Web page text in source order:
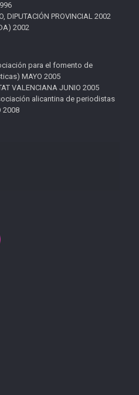
DIPUTACIÓN PROVINCIAL 2002
2002
para el fomento de
MAYO 2005
VALENCIANA JUNIO 2005
alicantina de periodistas
2008